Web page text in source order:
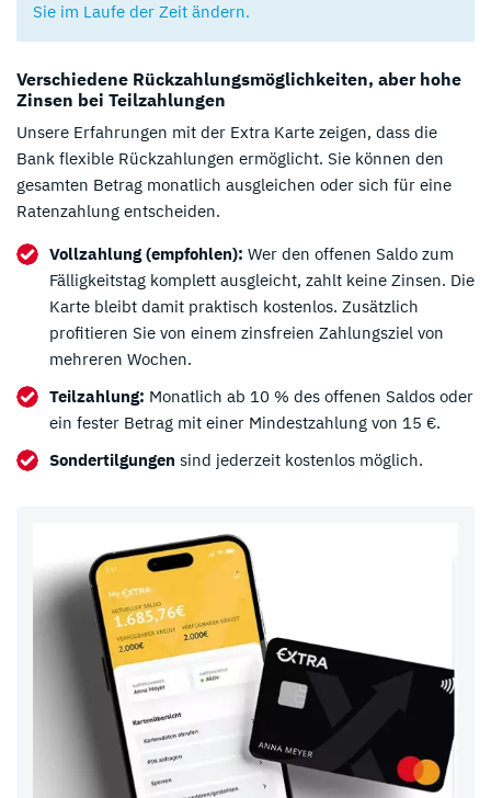
Sie im Laufe der Zeit ändern.
Verschiedene Rückzahlungsmöglichkeiten, aber hohe
Zinsen bei Teilzahlungen
Unsere Erfahrungen mit der Extra Karte zeigen, dass die
Bank flexible Rückzahlungen ermöglicht. Sie können den
gesamten Betrag monatlich ausgleichen oder sich für eine
Ratenzahlung entscheiden.
Vollzahlung (empfohlen): Wer den offenen Saldo zum
Fälligkeitstag komplett ausgleicht, zahlt keine Zinsen. Die
Karte bleibt damit praktisch kostenlos. Zusätzlich
profitieren Sie von einem zinsfreien Zahlungsziel von
mehreren Wochen.
Teilzahlung: Monatlich ab 10 % des offenen Saldos oder
ein fester Betrag mit einer Mindestzahlung von 15 €.
Sondertilgungen sind jederzeit kostenlos möglich.